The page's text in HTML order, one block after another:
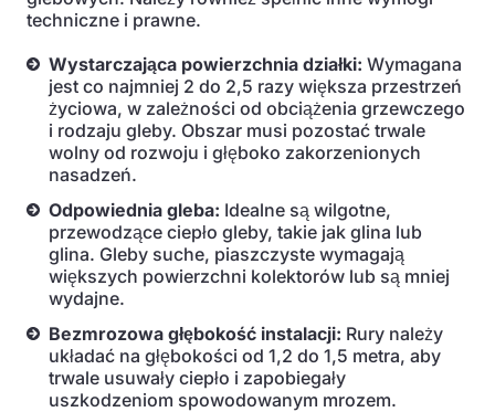
techniczne i prawne.
Wystarczająca powierzchnia działki: Wymagana
jest co najmniej 2 do 2,5 razy większa przestrzeń
życiowa, w zależności od obciążenia grzewczego
i rodzaju gleby. Obszar musi pozostać trwale
wolny od rozwoju i głęboko zakorzenionych
nasadzeń.
Odpowiednia gleba: Idealne są wilgotne,
przewodzące ciepło gleby, takie jak glina lub
glina. Gleby suche, piaszczyste wymagają
większych powierzchni kolektorów lub są mniej
wydajne.
Bezmrozowa głębokość instalacji: Rury należy
układać na głębokości od 1,2 do 1,5 metra, aby
trwale usuwały ciepło i zapobiegały
uszkodzeniom spowodowanym mrozem.